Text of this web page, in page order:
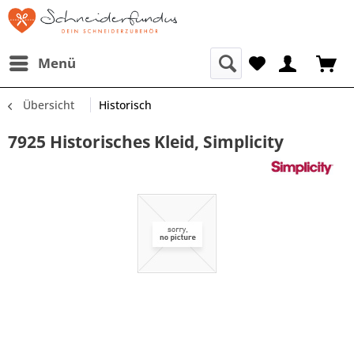
Menü
Übersicht Historisch
7925 Historisches Kleid, Simplicity